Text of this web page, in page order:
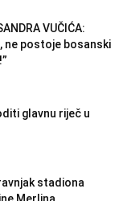
VUČIĆA:
ne postoje bosanski
glavnu riječ u
stadiona
Merlina